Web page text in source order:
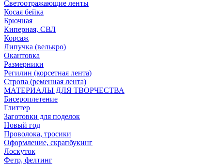
Светоотражающие ленты
Косая бейка
Брючная
Киперная, СВЛ
Корсаж
Липучка (велькро)
Окантовка
Размерники
Регилин (корсетная лента)
Стропа (ременная лента)
МАТЕРИАЛЫ ДЛЯ ТВОРЧЕСТВА
Бисероплетение
Глиттер
Заготовки для поделок
Новый год
Проволока, тросики
Оформление, скрапбукинг
Лоскуток
Фетр, фелтинг